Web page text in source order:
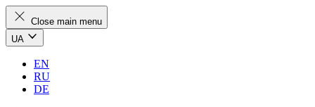
Close main menu
UA
EN
RU
DE